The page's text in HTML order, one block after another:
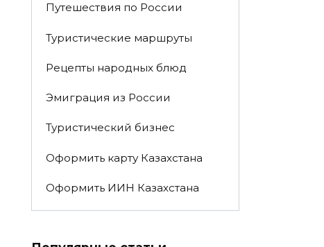
Путешествия по России
Туристические маршруты
Рецепты народных блюд
Эмиграция из России
Туристический бизнес
Оформить карту Казахстана
Оформить ИИН Казахстана